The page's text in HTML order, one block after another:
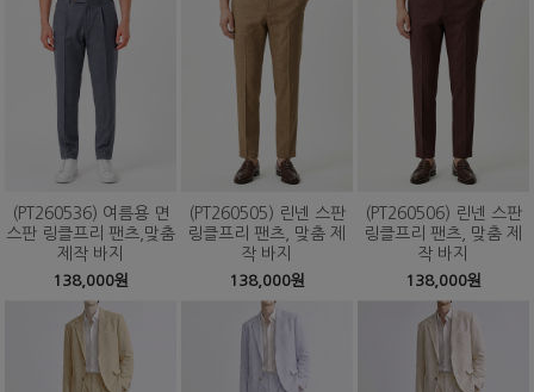
(PT260536) 여름용 면
스판 링클프리 팬츠,맞춤
제작 바지
138,000원
(PT260505) 린넨 스판
링클프리 팬츠, 맞춤 제
작 바지
138,000원
(PT260506) 린넨 스판
링클프리 팬츠, 맞춤 제
작 바지
138,000원